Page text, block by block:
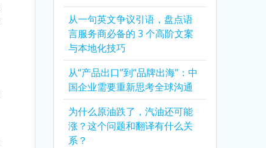
从一句英文争议引语，盘点语
言服务商必备的 3 个高阶文案
与本地化技巧
从“产品出口”到“品牌出海”：中
国企业需要重新思考全球沟通
为什么原油跌了，汽油还可能
涨？这个问题和翻译有什么关
系？